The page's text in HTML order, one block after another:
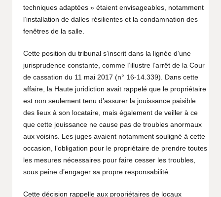
techniques adaptées » étaient envisageables, notamment
l’installation de dalles résilientes et la condamnation des
fenêtres de la salle.
Cette position du tribunal s’inscrit dans la lignée d’une
jurisprudence constante, comme l’illustre l’arrêt de la Cour
de cassation du 11 mai 2017 (n° 16-14.339). Dans cette
affaire, la Haute juridiction avait rappelé que le propriétaire
est non seulement tenu d’assurer la jouissance paisible
des lieux à son locataire, mais également de veiller à ce
que cette jouissance ne cause pas de troubles anormaux
aux voisins. Les juges avaient notamment souligné à cette
occasion, l’obligation pour le propriétaire de prendre toutes
les mesures nécessaires pour faire cesser les troubles,
sous peine d’engager sa propre responsabilité.
Cette décision rappelle aux propriétaires de locaux